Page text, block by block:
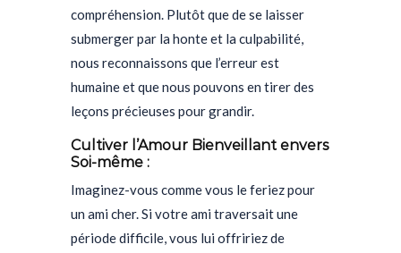
compréhension. Plutôt que de se laisser
submerger par la honte et la culpabilité,
nous reconnaissons que l’erreur est
humaine et que nous pouvons en tirer des
leçons précieuses pour grandir.
Cultiver l’Amour Bienveillant envers
Soi-même :
Imaginez-vous comme vous le feriez pour
un ami cher. Si votre ami traversait une
période difficile, vous lui offririez de